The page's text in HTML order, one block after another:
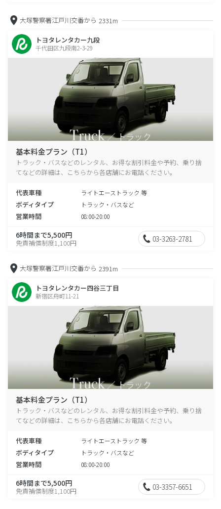
大塚警察署江戸川交番から 2331m
トヨタレンタカー九段
千代田区九段南2-3-29
基本料金プラン（T1）
トラック・バスなどのレンタル、お得な割引料金や予約、乗り捨
てなどの詳細は、こちらから各店舗にお電話ください。
代表車種 ライトエーストラック 等
ボディタイプ トラック・バスなど
営業時間 08:00-20:00
6時間まで5,500円
免責補償制度1,100円 03-3263-2781
大塚警察署江戸川交番から 2391m
トヨタレンタカー四谷三丁目
新宿区舟町11-21
基本料金プラン（T1）
トラック・バスなどのレンタル、お得な割引料金や予約、乗り捨
てなどの詳細は、こちらから各店舗にお電話ください。
代表車種 ライトエーストラック 等
ボディタイプ トラック・バスなど
営業時間 08:00-20:00
6時間まで5,500円
免責補償制度1,100円 03-3357-6651